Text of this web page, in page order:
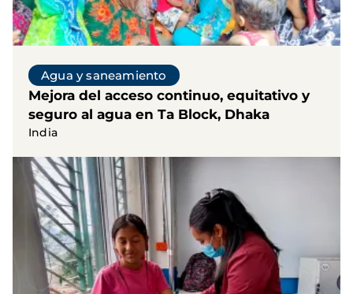
Agua y saneamiento
Mejora del acceso continuo, equitativo y
seguro al agua en Ta Block, Dhaka
India